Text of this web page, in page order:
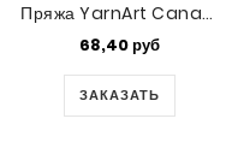
Пряжа YarnArt Canarias (4917)
68,40 руб
ЗАКАЗАТЬ